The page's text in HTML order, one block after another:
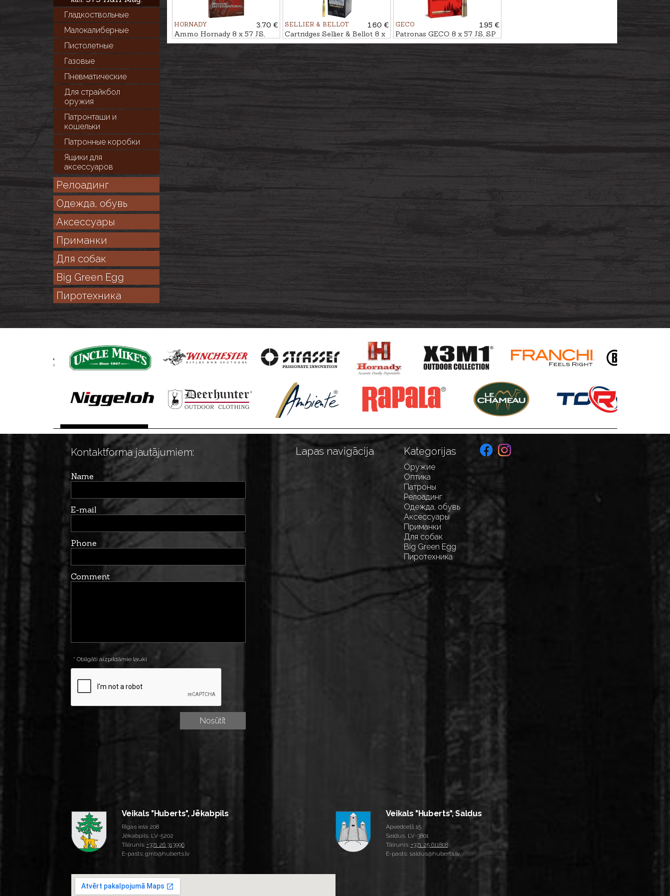
Гладкоствольные
Малокалиберные
Пистолетные
Газовые
Пневматические
Для cтрайкбол
оружия
Патронташи и
кошельки
Патронные коробки
Ящики для
аксессуаров
Релоадинг
Одежда, обувь
Аксессуары
Приманки
Для собак
Big Green Egg
Пиротехника
HORNADY
3.70 €
Ammo Hornady 8 x 57 JS,
ECX 11,7g
SELLIER & BELLOT
1.60 €
Cartridges Sellier & Bellot 8 x
57 JS, SPCE 12,7g
GECO
1.95 €
Patronas GECO 8 x 57 JS, SP
12,0g
Kontaktforma jautājumiem:
Name
E-mail
Phone
Comment
* Obligāti aizpildāmie lauki
Lapas navigācija Kategorijas
Оружие
Оптика
Патроны
Релоадинг
Одежда, обувь
Аксессуары
Приманки
Для собак
Big Green Egg
Пиротехника
Veikals "Huberts", Jēkabpils
Rīgas iela 208
Jēkabpils, LV-5202
Tālrunis: +371 26 313996
E-pasts: gmb@huberts.lv
Veikals "Huberts", Saldus
Apvedceļš 15
Saldus, LV-3801
Tālrunis: +371 25 611808
E-pasts: saldus@huberts.lv